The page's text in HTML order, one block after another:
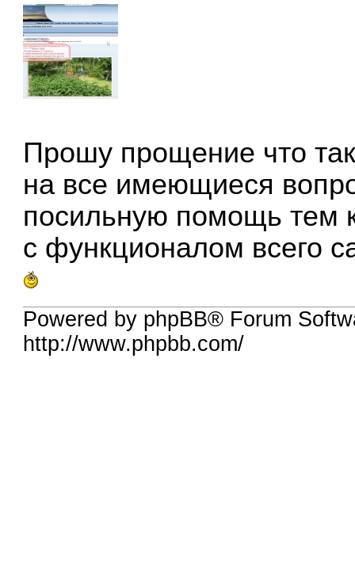
Прошу прощение что так
на все имеющиеся
посильную помощь тем
с функционалом всего
Powered by phpBB® Forum
http://www.phpbb.com/